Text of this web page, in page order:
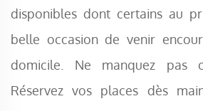
disponibles dont certains au
belle occasion de venir
domicile. Ne manquez pas
Réservez vos places dès